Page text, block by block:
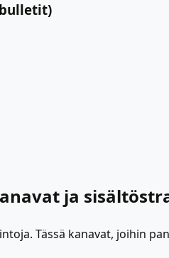
ja
Tässä kanavat, joihin